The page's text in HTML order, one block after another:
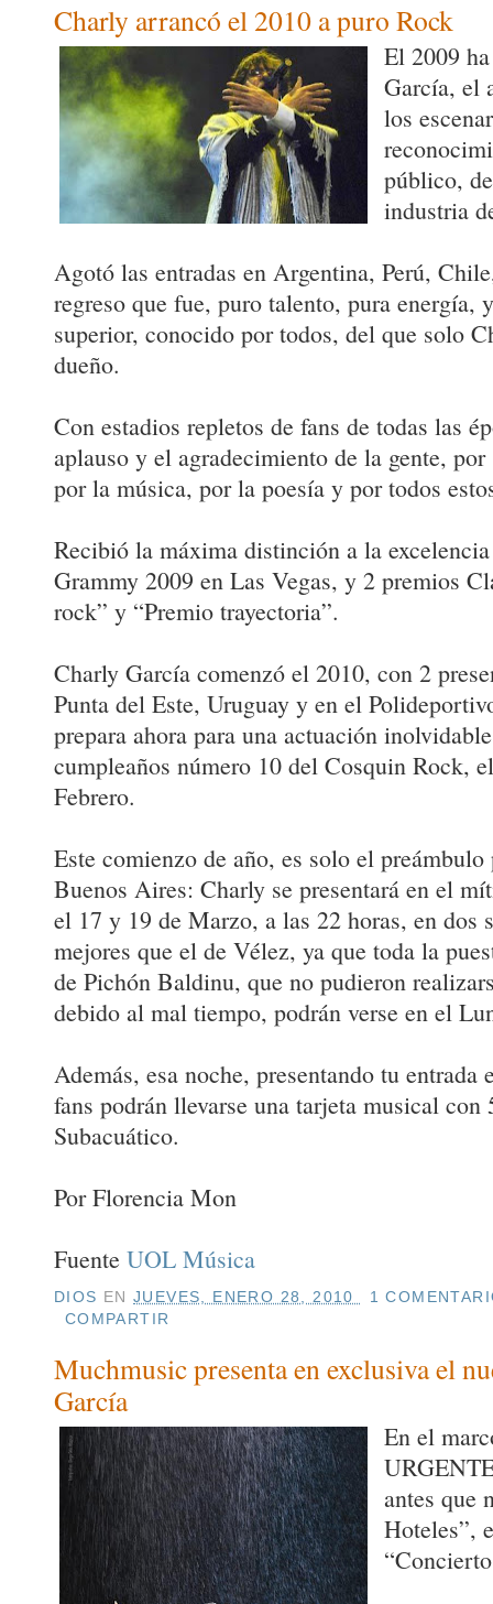
Charly arrancó el 2010 a puro Rock
El 2009
García, el
los
público,
industria
Agotó las entradas en Argentina, Perú,
regreso que fue, puro talento, pura energía,
superior, conocido por todos, del que solo
dueño.
Con estadios repletos de fans de todas las
aplauso y el agradecimiento de la gente,
por la música, por la poesía y por todos
Recibió la máxima distinción a la
Grammy 2009 en Las Vegas, y 2 premios
rock” y “Premio trayectoria”.
Charly García comenzó el 2010, con 2
Punta del Este, Uruguay y en el
prepara ahora para una actuación
cumpleaños número 10 del Cosquin Rock,
Febrero.
Este comienzo de año, es solo el
Buenos Aires: Charly se presentará en el
el 17 y 19 de Marzo, a las 22 horas, en dos
mejores que el de Vélez, ya que toda la
de Pichón Baldinu, que no pudieron
debido al mal tiempo, podrán verse en el
Además, esa noche, presentando tu
fans podrán llevarse una tarjeta musical
Subacuático.
Por Florencia Mon
Fuente UOL Música
DIOS EN JUEVES, ENERO 28, 2010
1
COMPARTIR
Muchmusic presenta en exclusiva el
García
En el
antes que
Hoteles”,